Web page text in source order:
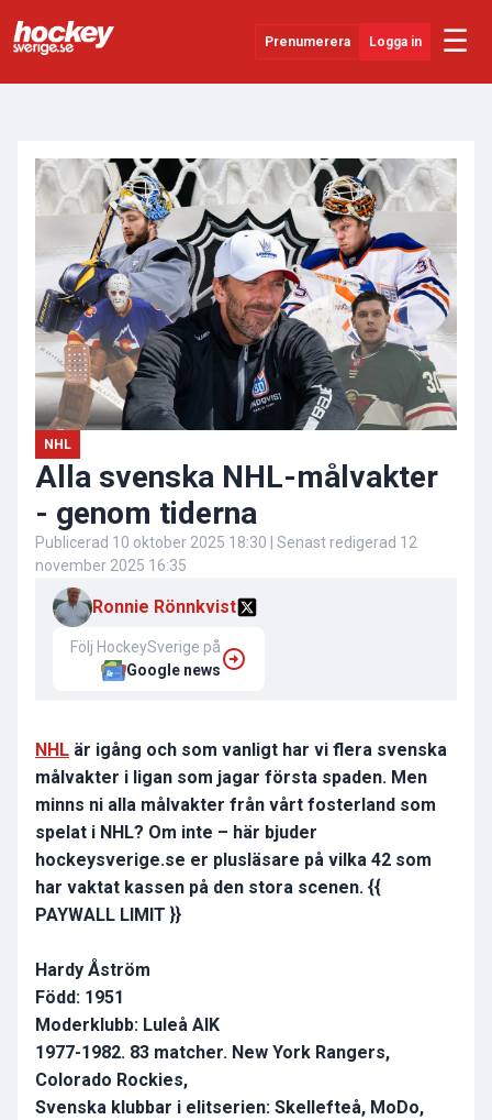
Prenumerera Logga in ☰
SHL
Evenemang
Övrigt
NHL
Alla svenska NHL-målvakter
- genom tiderna
Publicerad 10 oktober 2025 18:30 | Senast redigerad 12
november 2025 16:35
Ronnie Rönnkvist
Följ HockeySverige på
Google news
NHL är igång och som vanligt har vi flera svenska
målvakter i ligan som jagar första spaden. Men
minns ni alla målvakter från vårt fosterland som
spelat i NHL? Om inte – här bjuder
hockeysverige.se er plusläsare på vilka 42 som
har vaktat kassen på den stora scenen. {{
PAYWALL LIMIT }}
Hardy Åström
Född: 1951
Moderklubb: Luleå AIK
1977-1982. 83 matcher. New York Rangers,
Colorado Rockies,
Svenska klubbar i elitserien: Skellefteå, MoDo,